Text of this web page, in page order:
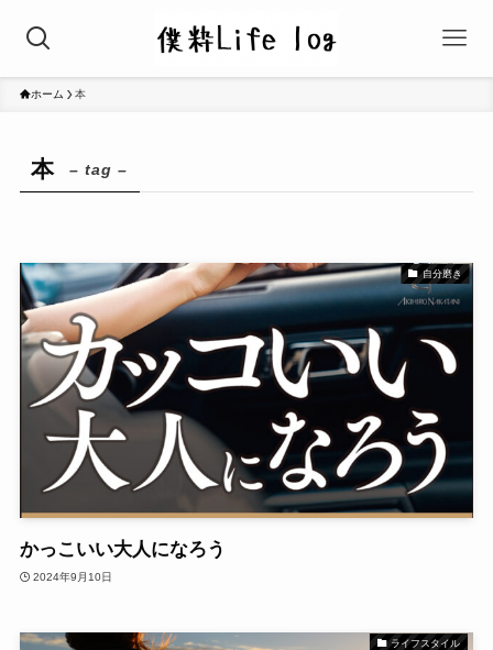
ホーム 本
本 – tag –
自分磨き
かっこいい大人になろう
2024年9月10日
ライフスタイル